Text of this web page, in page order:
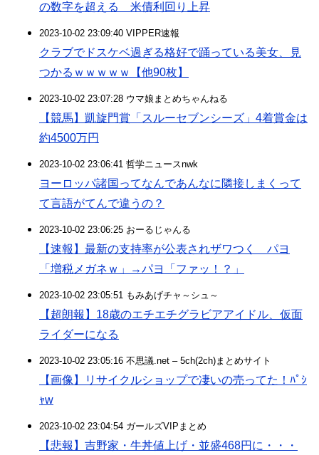
の数字を超える 米債利回り上昇
2023-10-02 23:09:40 VIPPER速報
クラブでドスケベ過ぎる格好で踊っている美女、見
つかるｗｗｗｗｗ【他90枚】
2023-10-02 23:07:28 ウマ娘まとめちゃんねる
【競馬】凱旋門賞「スルーセブンシーズ」4着賞金は
約4500万円
2023-10-02 23:06:41 哲学ニュースnwk
ヨーロッパ諸国ってなんであんなに隣接しまくって
て言語がてんで違うの？
2023-10-02 23:06:25 おーるじゃんる
【速報】最新の支持率が公表されザワつく パヨ
「増税メガネｗ」→パヨ「ファッ！？」
2023-10-02 23:05:51 もみあげチャ～シュ～
【超朗報】18歳のエチエチグラビアアイドル、仮面
ライダーになる
2023-10-02 23:05:16 不思議.net – 5ch(2ch)まとめサイト
【画像】リサイクルショップで凄いの売ってた！ﾊﾟｼ
ｬw
2023-10-02 23:04:54 ガールズVIPまとめ
【悲報】吉野家・牛丼値上げ・並盛468円に・・・